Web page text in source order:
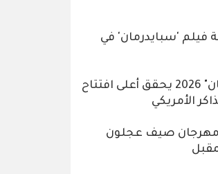
فيلم 'سبايدرمان' في
فيلم "سبايدر مان" 2026 يحقق أعلى افتتاح
الأمريكي
مهرجان صيف عجلون